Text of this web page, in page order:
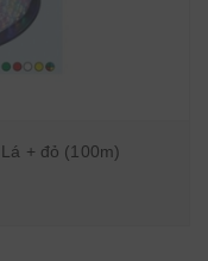
+ đỏ (100m)